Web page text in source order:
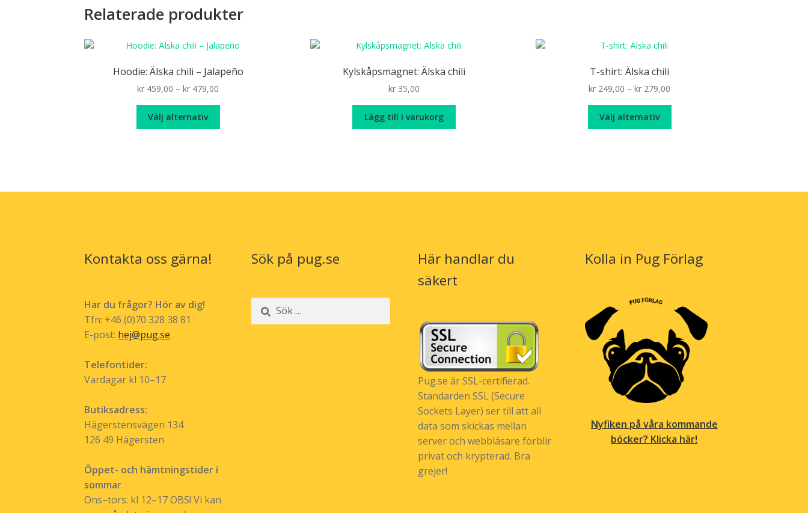
Relaterade produkter
Hoodie: Älska chili – Jalapeño
kr 459,00 – kr 479,00
through
Välj alternativ
De
Kylskåpsmagnet: Älska chili
kr35,00
Lägg till i varukorg
T-shirt: Älska chili
kr 249,00 – kr 279,00
through
Välj alternativ
De
på
produktsidan
Kontakta oss gärna!
Har du frågor? Hör av dig!
Tfn: +46 (0)70 328 38 81
E-post: hej@pug.se
Telefontider:
Vardagar kl 10–17
Butiksadress:
Hägerstensvägen 134
126 49 Hägersten
Öppet- och hämtningstider i
sommar
Ons–tors: kl 12–17 OBS! Vi kan
Sök på pug.se
Sök
efter:
Här handlar du
säkert
Pug.se är SSL-certifierad.
Standarden SSL (Secure
Sockets Layer) ser till att all
data som skickas mellan
server och webbläsare förblir
privat och krypterad. Bra
grejer!
Kolla in Pug Förlag
Nyfiken på våra kommande
böcker? Klicka här!